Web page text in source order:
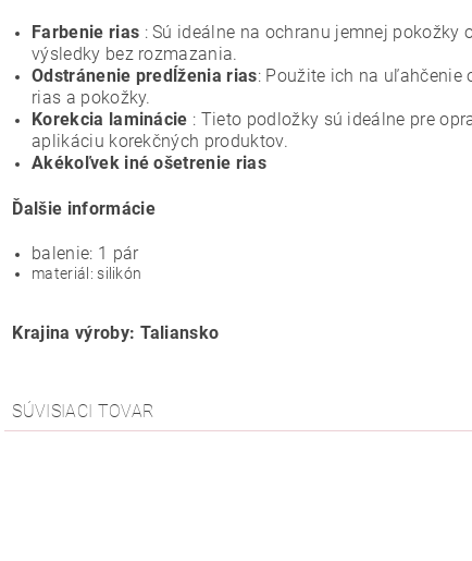
Farbenie rias : Sú ideálne na ochranu jemnej
výsledky bez rozmazania.
Odstránenie predĺženia rias: Použite ich na uľahčenie
rias a pokožky.
Korekcia laminácie : Tieto podložky sú ideálne pre
aplikáciu korekčných produktov.
Akékoľvek iné ošetrenie rias
Ďalšie informácie
balenie: 1 pár
materiál: silikón
Krajina výroby: Taliansko
SÚVISIACI TOVAR